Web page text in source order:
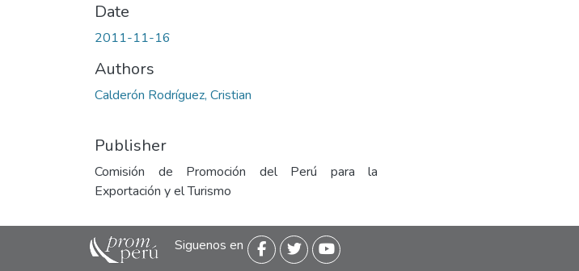
Date
2011-11-16
Authors
Calderón Rodríguez, Cristian
Publisher
Comisión de Promoción del Perú para la
Exportación y el Turismo
Siguenos en